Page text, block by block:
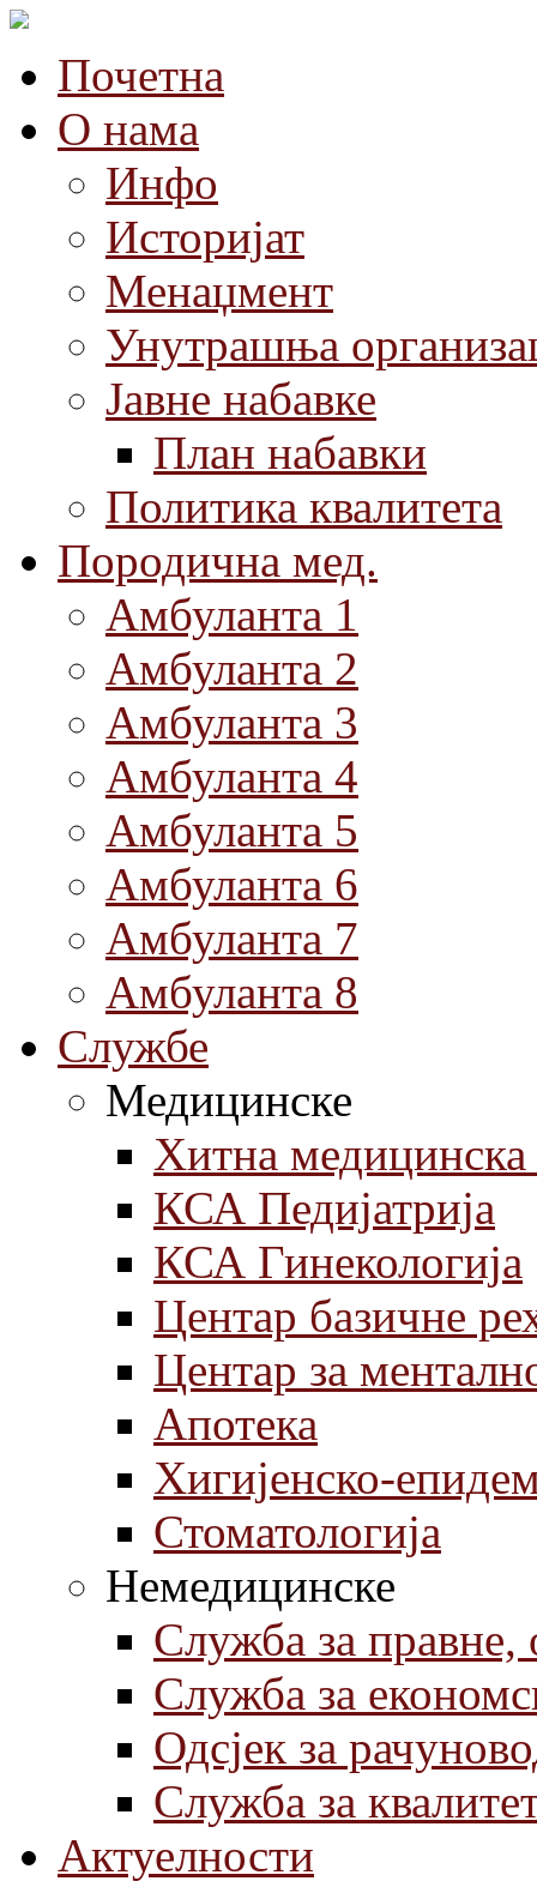
Почетна
О нама
Инфо
Историјат
Менаџмент
Унутрашња
Јавне набавке
План набавки
Политика квалитета
Породична мед.
Амбуланта 1
Амбуланта 2
Амбуланта 3
Амбуланта 4
Амбуланта 5
Амбуланта 6
Амбуланта 7
Амбуланта 8
Службе
Медицинске
Хитна
КСА Педијатрија
КСА Гинекологија
Центар базичне
Центар за
Aпотека
Хигијенско-
Стоматологија
Немедицинске
Служба за правне,
Служба за
Одсјек за
Служба за
Актуелности